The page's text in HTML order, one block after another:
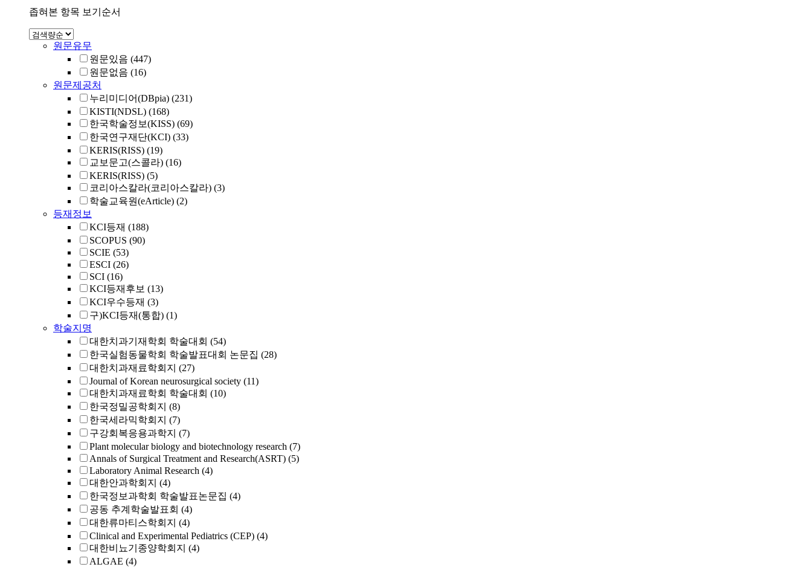
좁혀본 항목 보기순서
원문유무
원문있음 (447)
원문없음 (16)
원문제공처
누리미디어(DBpia) (231)
KISTI(NDSL) (168)
한국학술정보(KISS) (69)
한국연구재단(KCI) (33)
KERIS(RISS) (19)
교보문고(스콜라) (16)
KERIS(RISS) (5)
코리아스칼라(코리아스칼라) (3)
학술교육원(eArticle) (2)
등재정보
KCI등재 (188)
SCOPUS (90)
SCIE (53)
ESCI (26)
SCI (16)
KCI등재후보 (13)
KCI우수등재 (3)
구)KCI등재(통합) (1)
학술지명
대한치과기재학회 학술대회 (54)
한국실험동물학회 학술발표대회 논문집 (28)
대한치과재료학회지 (27)
Journal of Korean neurosurgical society (11)
대한치과재료학회 학술대회 (10)
한국정밀공학회지 (8)
한국세라믹학회지 (7)
구강회복응용과학지 (7)
Plant molecular biology and biotechnology research (7)
Annals of Surgical Treatment and Research(ASRT) (5)
Laboratory Animal Research (4)
대한안과학회지 (4)
한국정보과학회 학술발표논문집 (4)
공동 추계학술발표회 (4)
대한류마티스학회지 (4)
Clinical and Experimental Pediatrics (CEP) (4)
대한비뇨기종양학회지 (4)
ALGAE (4)